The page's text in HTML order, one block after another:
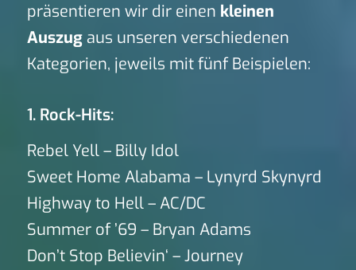
präsentieren wir dir einen kleinen
Auszugaus unseren verschiedenen
Kategorien, jeweils mit fünf Beispielen:
1. Rock-Hits:
Rebel Yell – Billy Idol
Sweet Home Alabama – Lynyrd Skynyrd
Highway to Hell – AC/DC
Summer of ’69 – Bryan Adams
Don’t Stop Believin‘ – Journey